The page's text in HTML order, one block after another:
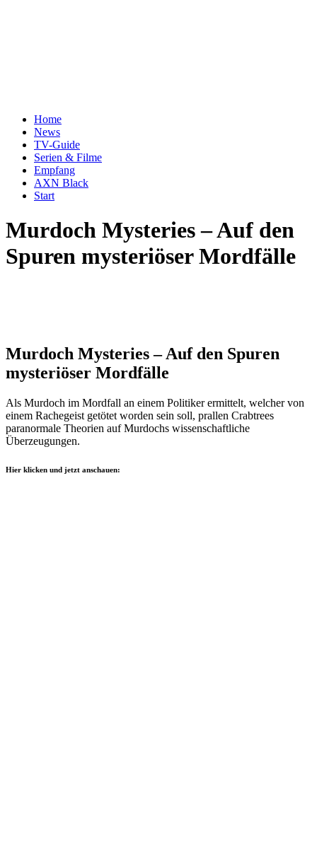
Home
News
TV-Guide
Serien & Filme
Empfang
AXN Black
Start
Murdoch Mysteries – Auf den
Spuren mysteriöser Mordfälle
Murdoch Mysteries – Auf den Spuren
mysteriöser Mordfälle
Als Murdoch im Mordfall an einem Politiker ermittelt, welcher von
einem Rachegeist getötet worden sein soll, prallen Crabtrees
paranormale Theorien auf Murdochs wissenschaftliche
Überzeugungen.
Hier klicken und jetzt anschauen: